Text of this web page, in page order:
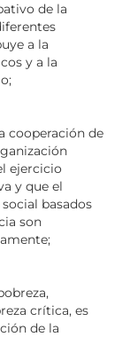
de la
a la
y a la
cooperación de
ejercicio
y que el
basados
son
crítica, es
de la